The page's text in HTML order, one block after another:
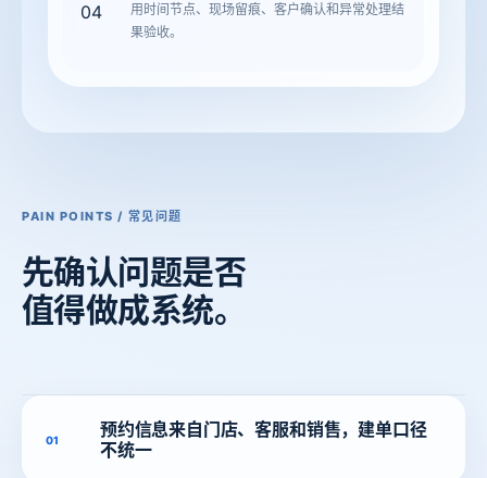
04
用时间节点、现场留痕、客户确认和异常处理结
果验收。
PAIN POINTS / 常见问题
先确认问题是否
值得做成系统。
01
预约信息来自门店、客服和销售，建单口径
不统一